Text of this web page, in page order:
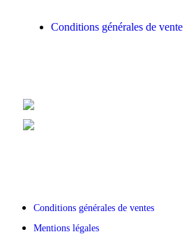
Conditions générales de vente
Conditions générales de ventes
Mentions légales